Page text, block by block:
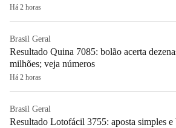
Há 2 horas
Brasil Geral
Resultado Quina 7085: bolão acerta
milhões; veja números
Há 2 horas
Brasil Geral
Resultado Lotofácil 3755: aposta simples e